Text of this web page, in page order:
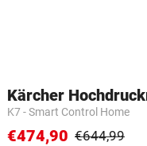
Kärcher
K7 - Smart Control Home
€474,90 €644,99